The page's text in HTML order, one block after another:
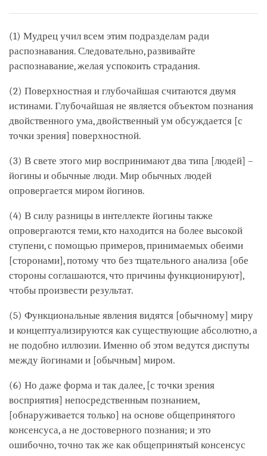
on
(1) Мудрец учил всем этим подразделам ради
распознавания. Следовательно, развивайте
распознавание, желая успокоить страдания.
(2) Поверхностная и глубочайшая считаются двумя
истинами. Глубочайшая не является объектом познания
двойственного ума, двойственный ум обсуждается [с
точки зрения] поверхностной.
(3) В свете этого мир воспринимают два типа [людей] –
йогины и обычные люди. Мир обычных людей
опровергается миром йогинов.
(4) В силу разницы в интеллекте йогины также
опровергаются теми, кто находится на более высокой
ступени, с помощью примеров, принимаемых обеими
[сторонами], потому что без тщательного анализа [обе
стороны соглашаются, что причины функционируют],
чтобы произвести результат.
(5) Функциональные явления видятся [обычному] миру
и концептуализируются как существующие абсолютно, а
не подобно иллюзии. Именно об этом ведутся диспуты
между йогинами и [обычным] миром.
(6) Но даже форма и так далее, [с точки зрения
восприятия] непосредственным познанием,
[обнаруживается только] на основе общепринятого
консенсуса, а не достоверного познания; и это
ошибочно, точно так же как общепринятый консенсус